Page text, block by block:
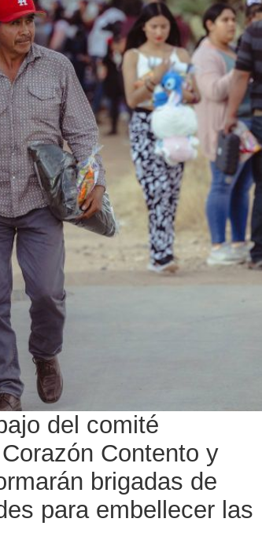
del comité
Contento y
brigadas de
para embellecer las